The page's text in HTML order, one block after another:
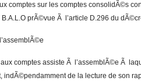
comptes sur les comptes consolidÃ©s
prÃ©vue Ã l’article D.296 du
comptes assiste Ã l’assemblÃ©e Ã
indÃ©pendamment de la lecture de son